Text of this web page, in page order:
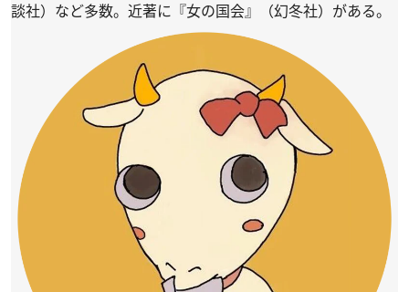
談社）など多数。近著に『女の国会』（幻冬社）がある。